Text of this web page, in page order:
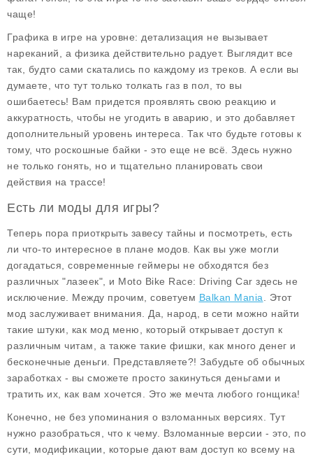
чаще!
Графика в игре на уровне: детализация не вызывает
нареканий, а физика действительно радует. Выглядит все
так, будто сами скатались по каждому из треков. А если вы
думаете, что тут только толкать газ в пол, то вы
ошибаетесь! Вам придется проявлять свою реакцию и
аккуратность, чтобы не угодить в аварию, и это добавляет
дополнительный уровень интереса. Так что будьте готовы к
тому, что роскошные байки - это еще не всё. Здесь нужно
не только гонять, но и тщательно планировать свои
действия на трассе!
Есть ли моды для игры?
Теперь пора приоткрыть завесу тайны и посмотреть, есть
ли что-то интересное в плане модов . Как вы уже могли
догадаться, современные геймеры не обходятся без
различных "лазеек", и Moto Bike Race: Driving Car здесь не
исключение. Между прочим, советуем Balkan Mania . Этот
мод заслуживает внимания. Да, народ, в сети можно найти
такие штуки, как мод меню , который открывает доступ к
различным читам, а также такие фишки, как много денег и
бесконечные деньги . Представляете?! Забудьте об обычных
заработках - вы сможете просто закинуться деньгами и
тратить их, как вам хочется. Это же мечта любого гонщика!
Конечно, не без упоминания о взломанных версиях . Тут
нужно разобраться, что к чему. Взломанные версии - это, по
сути, модификации, которые дают вам доступ ко всему на